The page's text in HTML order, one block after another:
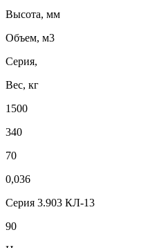
Высота, мм
Объем, м3
Серия,
Вес, кг
1500
340
70
0,036
Серия 3.903 КЛ-13
90